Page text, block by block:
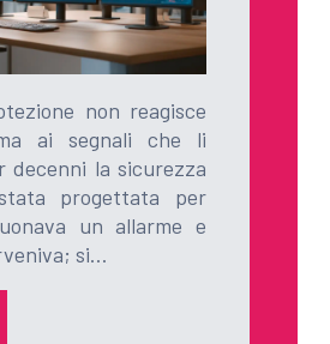
non reagisce
ai segnali che li
decenni la sicurezza
progettata per
un allarme e
si…